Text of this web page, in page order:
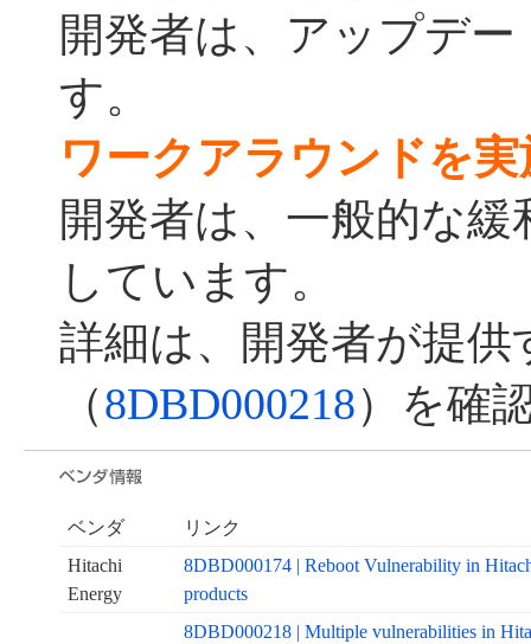
開発者は、アップデ
す。
ワークアラウンドを
開発者は、一般的な
しています。
詳細は、開発者が提供
（8DBD000218）を確
ベンダ
リンク
Hitachi
Energy
8DBD000174 | Reboot Vulnerability in
products
8DBD000218 | Multiple vulnerabilities in